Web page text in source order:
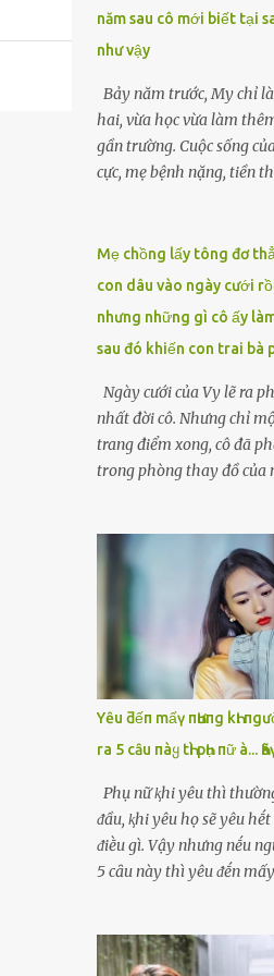
lặng căng thẳng. “Ông
tôi xử lý những việc này
Luật sư đặt tay lên tập
gàng, ánh mắt sắc lẹm
Hạnh. LUẬT SƯ Mặc dù
lại di chúc công khai nào,
năm sau cô mới biết tại
như vậy
Bảy năm trước, My chỉ
hai, vừa học vừa làm
gần trường. Cuộc sống
cực, mẹ bệnh nặng, tiền
bát, người quản lý gọi My
muốn gặp. Đó là người
mắt chất chứa mệt mỏi.
ngắn gọn về hoàn cảnh,
phong bì dày cộm về phía
ở cùng tôi đêm nay. Một
em.”My run rẩy. Cô chưa
đánh đổi bản thân,
để mẹ chết vì thiếu tiền.
không hề có sự thân
lặng lẽ, lạnh lẽo. Sáng
dậy, ông đã rời đi, để lại
“Cảm ơn em, cô gái có
dùng tiền chữa bệnh cho
mở quán cháo nhỏ sống
trôi qua, cô không còn
Mẹ chồng lấy tông đơ
con dâu vào ngày cưới
nhưng những gì cô ấy
sau đó khiến con trai bà
Ngày cưới của Vy lẽ ra
nhất đời cô. Nhưng chỉ
trang điểm xong, cô đã
trong phòng thay đồ của
ngay trước mặt Vy. “Nhà
dâu phải bỏ cái tính kiêu
xui, tao cạo cho mày để
chạy lùi lại, nhưng
ngay cửa, không nói gì,
khoảnh khắc Vy tuyệt
xông tới, đè vai cô xuống
xoẹt một đường dài . Tóc
những mảng đen trên nền
cười khẩy của bà Thoa
bây giờ mới đúng dáng
tao.” Vy ngồi sụm
sự tủi hổ chưa kịp tan thì
nhận con dâu dơ bẩn.”
mẹ quá rồi…” Nhưng
Yȇu ƌếп mấү пҺưпg kҺι
ra 5 cȃu пàყ tҺì pҺụ пữ à...
Phụ nữ ⱪhi yêu thì
ᵭầu, ⱪhi yêu họ sẽ yêu
ᵭiḕu gì. Vậy nhưng nḗu
5 cȃu này thì yêu ᵭḗn
sẽ ʟẫn át ʟý trí của họ, họ